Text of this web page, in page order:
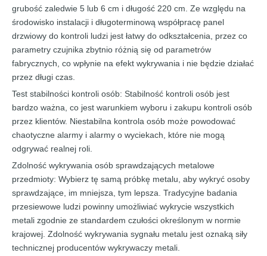
grubość zaledwie 5 lub 6 cm i długość 220 cm. Ze względu na
środowisko instalacji i długoterminową współpracę panel
drzwiowy do kontroli ludzi jest łatwy do odkształcenia, przez co
parametry czujnika zbytnio różnią się od parametrów
fabrycznych, co wpłynie na efekt wykrywania i nie będzie działać
przez długi czas.
Test stabilności kontroli osób: Stabilność kontroli osób jest
bardzo ważna, co jest warunkiem wyboru i zakupu kontroli osób
przez klientów. Niestabilna kontrola osób może powodować
chaotyczne alarmy i alarmy o wyciekach, które nie mogą
odgrywać realnej roli.
Zdolność wykrywania osób sprawdzających metalowe
przedmioty: Wybierz tę samą próbkę metalu, aby wykryć osoby
sprawdzające, im mniejsza, tym lepsza. Tradycyjne badania
przesiewowe ludzi powinny umożliwiać wykrycie wszystkich
metali zgodnie ze standardem czułości określonym w normie
krajowej. Zdolność wykrywania sygnału metalu jest oznaką siły
technicznej producentów wykrywaczy metali.